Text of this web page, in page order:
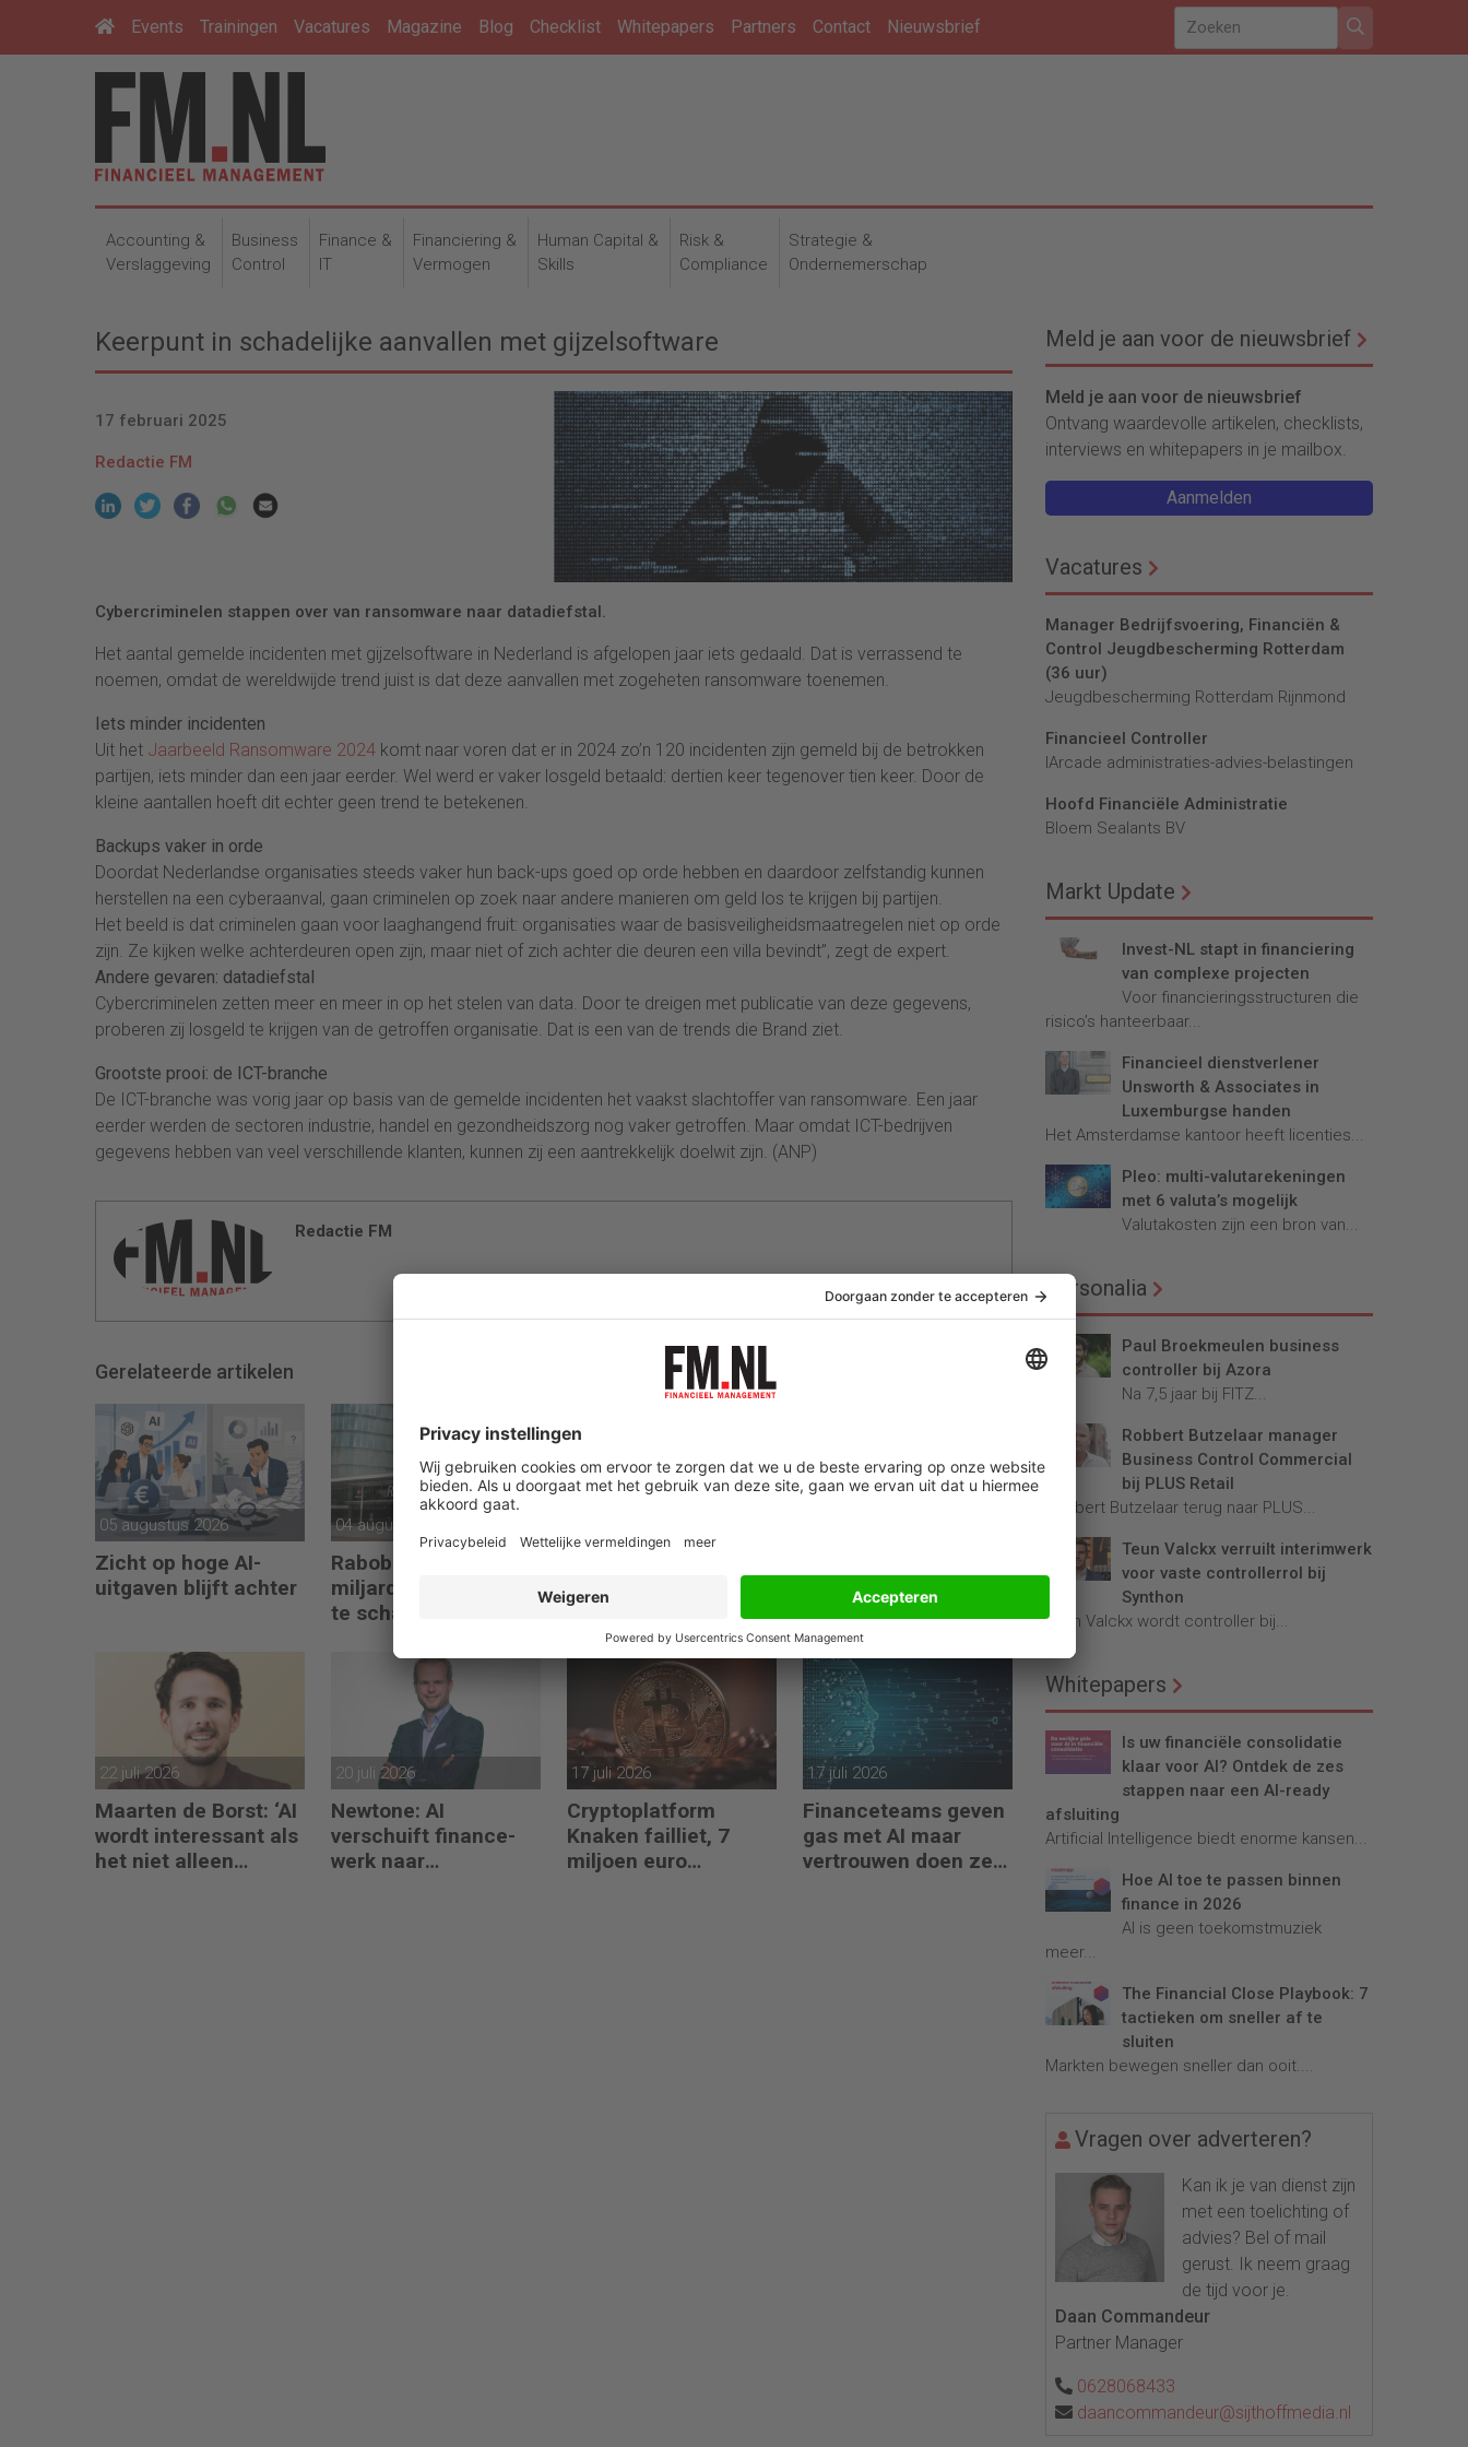
Events Trainingen Vacatures Magazine Blog Checklist Whitepapers Partners Contact Nieuwsbrief
Accounting &
Verslaggeving
Business
Control
Finance &
IT
Financiering &
Vermogen
Human Capital &
Skills
Risk &
Compliance
Strategie &
Ondernemerschap
Keerpunt in schadelijke aanvallen met gijzelsoftware
17 februari 2025
Redactie FM
Cybercriminelen stappen over van ransomware naar datadiefstal.
Het aantal gemelde incidenten met gijzelsoftware in Nederland is afgelopen jaar iets gedaald. Dat is verrassend te
noemen, omdat de wereldwijde trend juist is dat deze aanvallen met zogeheten ransomware toenemen.
Iets minder incidenten
Uit het Jaarbeeld Ransomware 2024 komt naar voren dat er in 2024 zo’n 120 incidenten zijn gemeld bij de betrokken
partijen, iets minder dan een jaar eerder. Wel werd er vaker losgeld betaald: dertien keer tegenover tien keer. Door de
kleine aantallen hoeft dit echter geen trend te betekenen.
Backups vaker in orde
Doordat Nederlandse organisaties steeds vaker hun back-ups goed op orde hebben en daardoor zelfstandig kunnen
herstellen na een cyberaanval, gaan criminelen op zoek naar andere manieren om geld los te krijgen bij partijen.
Het beeld is dat criminelen gaan voor laaghangend fruit: organisaties waar de basisveiligheidsmaatregelen niet op orde
zijn. Ze kijken welke achterdeuren open zijn, maar niet of zich achter die deuren een villa bevindt”, zegt de expert.
Andere gevaren: datadiefstal
Cybercriminelen zetten meer en meer in op het stelen van data. Door te dreigen met publicatie van deze gegevens,
proberen zij losgeld te krijgen van de getroffen organisatie. Dat is een van de trends die Brand ziet.
Grootste prooi: de ICT-branche
De ICT-branche was vorig jaar op basis van de gemelde incidenten het vaakst slachtoffer van ransomware. Een jaar
eerder werden de sectoren industrie, handel en gezondheidszorg nog vaker getroffen. Maar omdat ICT-bedrijven
gegevens hebben van veel verschillende klanten, kunnen zij een aantrekkelijk doelwit zijn. (ANP)
Redactie FM
Gerelateerde artikelen
05 augustus 2026
Zicht op hoge AI-
uitgaven blijft achter
04 augustus 2026
Rabobank zet 2
miljard opzij om AI op
te schalen
de lamp met
rapporten waarin AI
erop los liegt
opvolger van iDeal te
accepteren
22 juli 2026
Maarten de Borst: ‘AI
wordt interessant als
het niet alleen
20 juli 2026
Newtone: AI
verschuift finance-
werk naar
17 juli 2026
Cryptoplatform
Knaken failliet, 7
miljoen euro
17 juli 2026
Financeteams geven
gas met AI maar
vertrouwen doen ze
Meld je aan voor de nieuwsbrief
Meld je aan voor de nieuwsbrief
Ontvang waardevolle artikelen, checklists,
interviews en whitepapers in je mailbox.
Aanmelden
Vacatures
Manager Bedrijfsvoering, Financiën &
Control Jeugdbescherming Rotterdam
(36 uur)
Jeugdbescherming Rotterdam Rijnmond
Financieel Controller
lArcade administraties-advies-belastingen
Hoofd Financiële Administratie
Bloem Sealants BV
Markt Update
Invest-NL stapt in financiering
van complexe projecten
Voor financieringsstructuren die
risico’s hanteerbaar...
Financieel dienstverlener
Unsworth & Associates in
Luxemburgse handen
Het Amsterdamse kantoor heeft licenties...
Pleo: multi-valutarekeningen
met 6 valuta’s mogelijk
Valutakosten zijn een bron van...
Personalia
Paul Broekmeulen business
controller bij Azora
Na 7,5 jaar bij FITZ...
Robbert Butzelaar manager
Business Control Commercial
bij PLUS Retail
Robbert Butzelaar terug naar PLUS...
Teun Valckx verruilt interimwerk
voor vaste controllerrol bij
Synthon
Teun Valckx wordt controller bij...
Whitepapers
Is uw financiële consolidatie
klaar voor AI? Ontdek de zes
stappen naar een AI-ready
afsluiting
Artificial Intelligence biedt enorme kansen...
Hoe AI toe te passen binnen
finance in 2026
AI is geen toekomstmuziek
meer...
The Financial Close Playbook: 7
tactieken om sneller af te
sluiten
Markten bewegen sneller dan ooit....
Vragen over adverteren?
Kan ik je van dienst zijn
met een toelichting of
advies? Bel of mail
gerust. Ik neem graag
de tijd voor je.
Daan Commandeur
Partner Manager
0628068433
daancommandeur@sijthoffmedia.nl